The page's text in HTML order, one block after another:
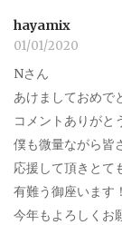
hayamix
01/01/2020
Nさん
あけましておめで
コメントありがと
僕も微量ながら皆
応援して頂きとて
有難う御座います
今年もよろしくお